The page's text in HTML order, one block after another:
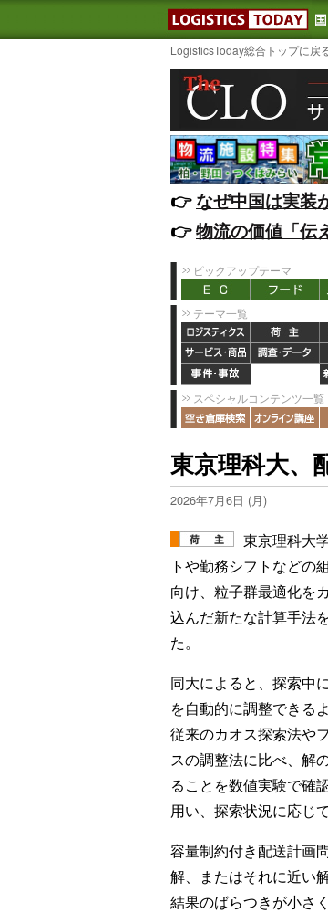
LogisticsToday総合トップに戻
👉️なぜ中国は実装
👉️物流の価値「伝
ピックアップテーマ
テーマ一覧
スペシャルコンテンツ一覧
東京理科大、
2026年7月6日 (月)
東京理科大
トや勤務シフトなどの
向け、粒子群最適化を
込んだ新たな計算手法
た。
同大によると、探索中
を自動的に調整できる
従来のカオス探索法や
スの調整法に比べ、解
ることを数値実験で確
用い、探索状況に応じ
容量制約付き配送計画
解、またはそれに近い
結果のばらつきが小さ